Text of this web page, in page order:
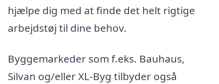
hjælpe dig med at finde det helt rigtige
arbejdstøj til dine behov.
Byggemarkeder som f.eks. Bauhaus,
Silvan og/eller XL-Byg tilbyder også